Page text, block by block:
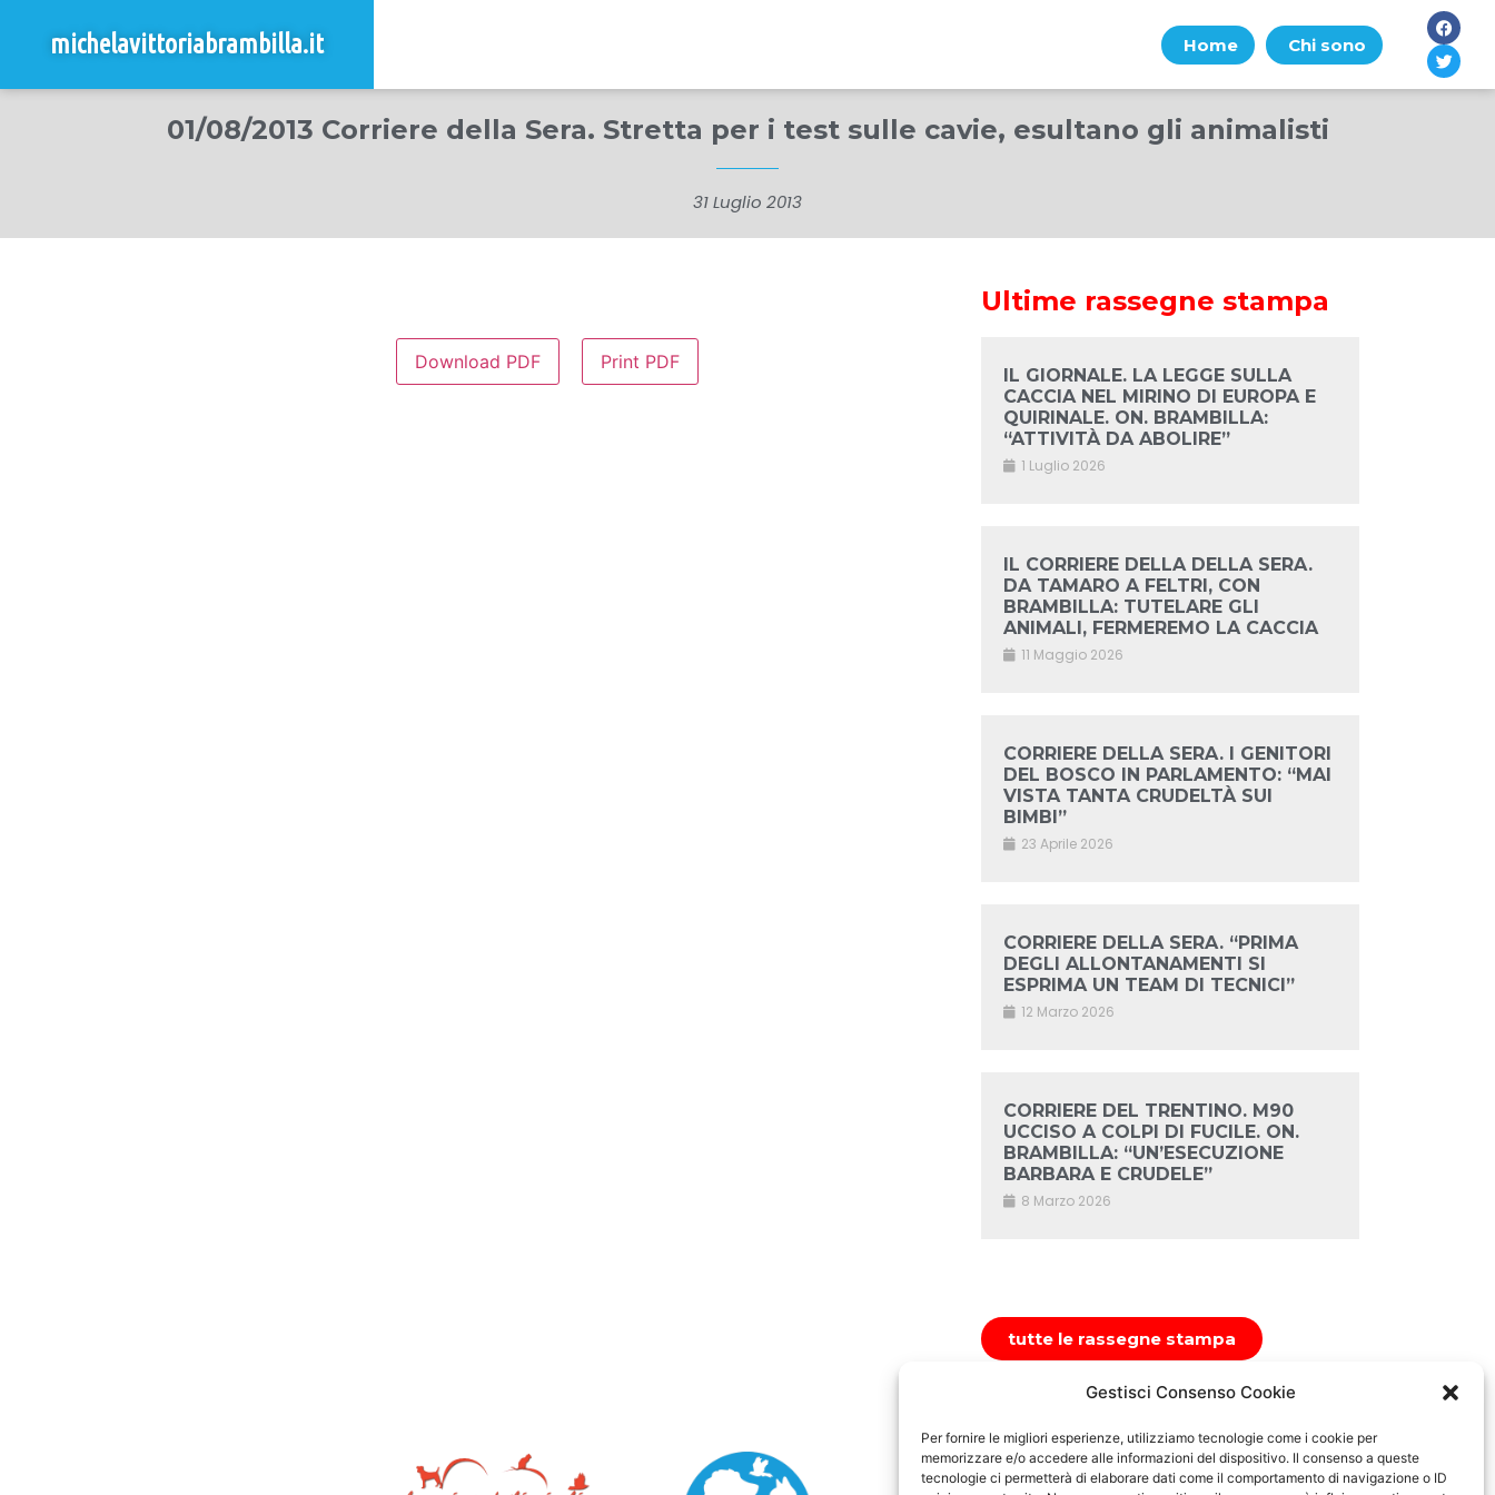
Gestisci Consenso Cookie
Per fornire le migliori esperienze, utilizziamo tecnologie come i cookie per
memorizzare e/o accedere alle informazioni del dispositivo. Il consenso a queste
tecnologie ci permetterà di elaborare dati come il comportamento di navigazione o ID
michelavittoriabrambilla.it Home Chi sono
01/08/2013 Corriere della Sera. Stretta per i test sulle cavie, esultano gli animalisti
31 Luglio 2013
Download PDF Print PDF
Ultime rassegne stampa
IL GIORNALE. LA LEGGE SULLA
CACCIA NEL MIRINO DI EUROPA E
QUIRINALE. ON. BRAMBILLA:
“ATTIVITÀ DA ABOLIRE”
1 Luglio 2026
IL CORRIERE DELLA DELLA SERA.
DA TAMARO A FELTRI, CON
BRAMBILLA: TUTELARE GLI
ANIMALI, FERMEREMO LA CACCIA
11 Maggio 2026
CORRIERE DELLA SERA. I GENITORI
DEL BOSCO IN PARLAMENTO: “MAI
VISTA TANTA CRUDELTÀ SUI
BIMBI”
23 Aprile 2026
CORRIERE DELLA SERA. “PRIMA
DEGLI ALLONTANAMENTI SI
ESPRIMA UN TEAM DI TECNICI”
12 Marzo 2026
CORRIERE DEL TRENTINO. M90
UCCISO A COLPI DI FUCILE. ON.
BRAMBILLA: “UN’ESECUZIONE
BARBARA E CRUDELE”
8 Marzo 2026
tutte le rassegne stampa